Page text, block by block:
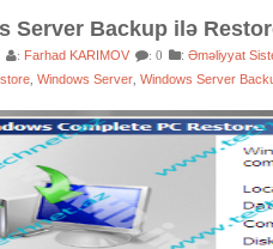
Server Backup ilə
: Farhad KARIMOV : 0 : Əməliyyat
Windows Server Windows Server